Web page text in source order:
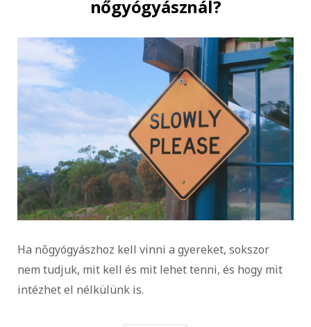
nőgyógyásznál?
Ha nőgyógyászhoz kell vinni a gyereket, sokszor
nem tudjuk, mit kell és mit lehet tenni, és hogy mit
intézhet el nélkülünk is.